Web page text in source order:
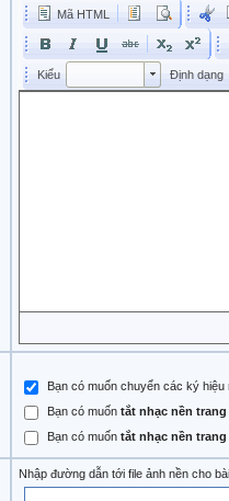
Mã HTML
Kiểu Kiểu Định dạng
Bạn có muốn chuyển các ký
Bạn có muốn tắt nhạc nền trang
Bạn có muốn tắt nhạc nền trang
Nhập đường dẫn tới file ảnh nền cho